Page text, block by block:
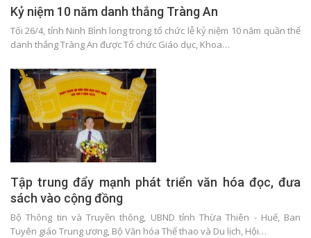
Kỷ niệm 10 năm danh thắng Tràng An
Tối 26/4, tỉnh Ninh Bình long trọng tổ chức lễ kỷ niệm 10 năm quần thể
danh thắng Tràng An được Tổ chức Giáo dục, Khoa…
Tập trung đẩy mạnh phát triển văn hóa đọc, đưa
sách vào cộng đồng
Bộ Thông tin và Truyền thông, UBND tỉnh Thừa Thiên - Huế, Ban
Tuyên giáo Trung ương, Bộ Văn hóa Thể thao và Du lịch, Hội…